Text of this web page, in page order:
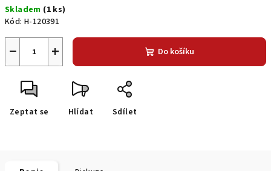
cena:
Skladem (1 ks)
Kód: H-120391
+
− Do košíku
Zeptat se Hlídat Sdílet